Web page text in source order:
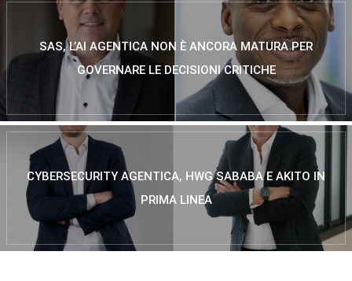
SAS, L’AI AGENTICA NON È ANCORA MATURA PER
GOVERNARE LE DECISIONI CRITICHE
CYBERSECURITY AGENTICA, HWG SABABA E AKITO IN
PRIMA LINEA